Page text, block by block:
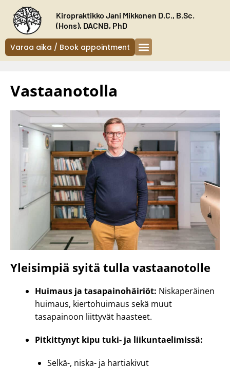
sisältöön
Kiropraktikko Jani Mikkonen D.C., B.Sc.
(Hons), DACNB, PhD
Varaa aika / Book appointment
Vastaanotolla
Yleisimpiä syitä tulla vastaanotolle
Huimaus ja tasapainohäiriöt: Niskaperäinen
huimaus, kiertohuimaus sekä muut
tasapainoon liittyvät haasteet.
Pitkittynyt kipu tuki- ja liikuntaelimissä:
Selkä-, niska- ja hartiakivut